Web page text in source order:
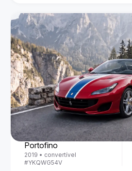
Ferrari
Portofino
2019 • convertível
#YKQWG54V